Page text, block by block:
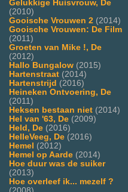
Gelukkige Huisvrouw, De
(2010)
Gooische Vrouwen 2 (2014)
Gooische Vrouwen: De Film
(2011)
Groeten van Mike !, De
(2012)
Hallo Bungalow (2015)
Hartenstraat (2014)
Hartenstrijd (2016)
Heineken Ontvoering, De
(2011)
Heksen bestaan niet (2014)
Hel van '63, De (2009)
Held, De (2016)
HelleVeeg, De (2016)
Hemel (2012)
Hemel op Aarde (2014)
Hoe duur was de suiker
(2013)
Hoe overleef ik... mezelf ?